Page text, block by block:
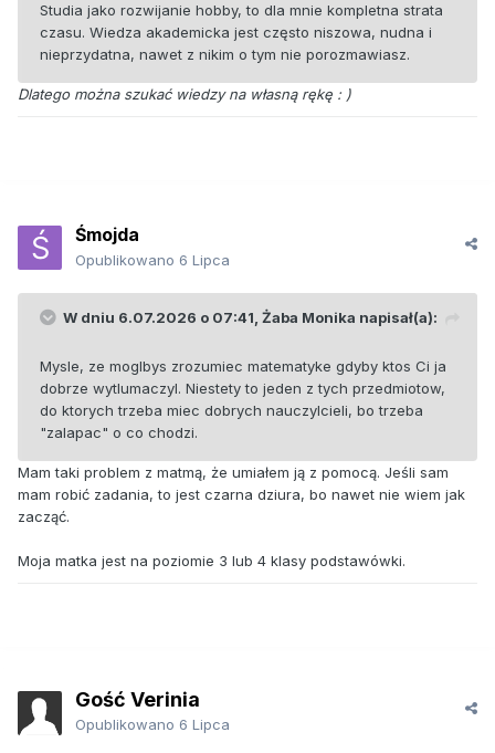
Studia jako rozwijanie hobby, to dla mnie kompletna strata
czasu. Wiedza akademicka jest często niszowa, nudna i
nieprzydatna, nawet z nikim o tym nie porozmawiasz.
Dlatego można szukać wiedzy na własną rękę : )
Śmojda
Opublikowano 6 Lipca
W dniu 6.07.2026 o 07:41, Żaba Monika napisał(a):
Mysle, ze moglbys zrozumiec matematyke gdyby ktos Ci ja
dobrze wytlumaczyl. Niestety to jeden z tych przedmiotow,
do ktorych trzeba miec dobrych nauczylcieli, bo trzeba
"zalapac" o co chodzi.
Mam taki problem z matmą, że umiałem ją z pomocą. Jeśli sam
mam robić zadania, to jest czarna dziura, bo nawet nie wiem jak
zacząć.
Moja matka jest na poziomie 3 lub 4 klasy podstawówki.
Gość Verinia
Opublikowano 6 Lipca